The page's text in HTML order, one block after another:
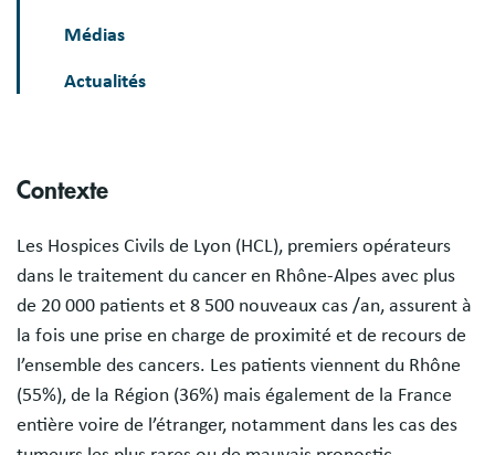
Médias
Actualités
Sections
Contexte
Les Hospices Civils de Lyon (HCL), premiers opérateurs
dans le traitement du cancer en Rhône-Alpes avec plus
de 20 000 patients et 8 500 nouveaux cas /an, assurent à
la fois une prise en charge de proximité et de recours de
l’ensemble des cancers. Les patients viennent du Rhône
(55%), de la Région (36%) mais également de la France
entière voire de l’étranger, notamment dans les cas des